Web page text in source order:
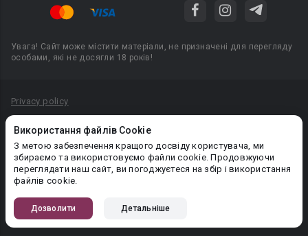
Використання файлів Cookie
З метою забезпечення кращого досвіду користувача, ми
збираємо та використовуємо файли cookie. Продовжуючи
переглядати наш сайт, ви погоджуєтеся на збір і використання
файлів cookie.
Дозволити Детальніше
Увага! Сайт може містити матеріали, не призначені для перегляду
особами, які не досягли 18 років!
Privacy policy
Політика конфіденційності
Правила публікації авторського контенту
PR-вiддiл: pr@booknet.com
© 2026 Booknet. Всі права захищено.